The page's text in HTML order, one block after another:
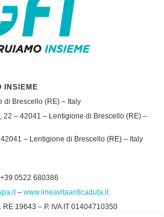
INSIEME
di Brescello (RE) – Italy
22 – 42041 – Lentigione di Brescello (RE) –
– Lentigione di Brescello (RE) – Italy
0522 680386
– www.lineavitaanticaduta.it
19643 – P. IVA IT 01404710350